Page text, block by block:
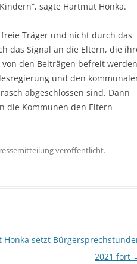
sagte Hartmut Honka.
Träger und nicht durch das
das Signal an die Eltern, die
den Beiträgen befreit
und den
abgeschlossen sind. Dann
die Kommunen den Eltern
veröffentlicht.
Honka setzt
2021 fort